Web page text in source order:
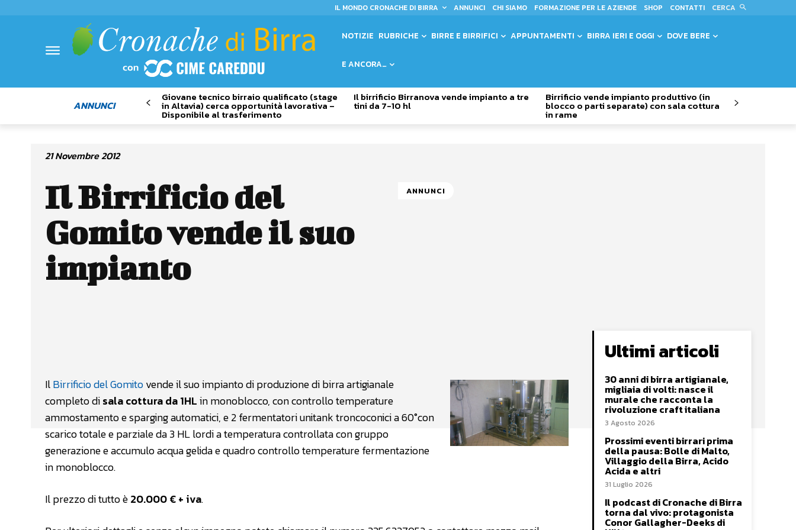
IL MONDO CRONACHE DI BIRRA ANNUNCI CHI SIAMO FORMAZIONE PER LE AZIENDE SHOP CONTATTI CERCA
NOTIZIE RUBRICHE BIRRE E BIRRIFICI APPUNTAMENTI BIRRA IERI E OGGI DOVE BERE
E ANCORA…
ANNUNCI
Giovane tecnico birraio qualificato (stage
in Altavia) cerca opportunità lavorativa –
Disponibile al trasferimento
Il birrificio Birranova vende impianto a tre
tini da 7-10 hl
Birrificio vende impianto produttivo (in
blocco o parti separate) con sala cottura
in rame
21 Novembre 2012
Il Birrificio del
Gomito vende il suo
impianto
ANNUNCI
IlBirrificio del Gomitovende il suo impianto di produzione di birra artigianale
completo disala cottura da 1HLin monoblocco, con controllo temperature
ammostamento e sparging automatici, e 2 fermentatori unitank troncoconici a 60°con
scarico totale e parziale da 3 HL lordi a temperatura controllata con gruppo
generazione e accumulo acqua gelida e quadro controllo temperature fermentazione
in monoblocco.
Il prezzo di tutto è20.000 € + iva.
Ultimi articoli
30 anni di birra artigianale,
migliaia di volti: nasce il
murale che racconta la
rivoluzione craft italiana
3 Agosto 2026
Prossimi eventi birrari prima
della pausa: Bolle di Malto,
Villaggio della Birra, Acido
Acida e altri
31 Luglio 2026
Il podcast di Cronache di Birra
torna dal vivo: protagonista
Conor Gallagher-Deeks di